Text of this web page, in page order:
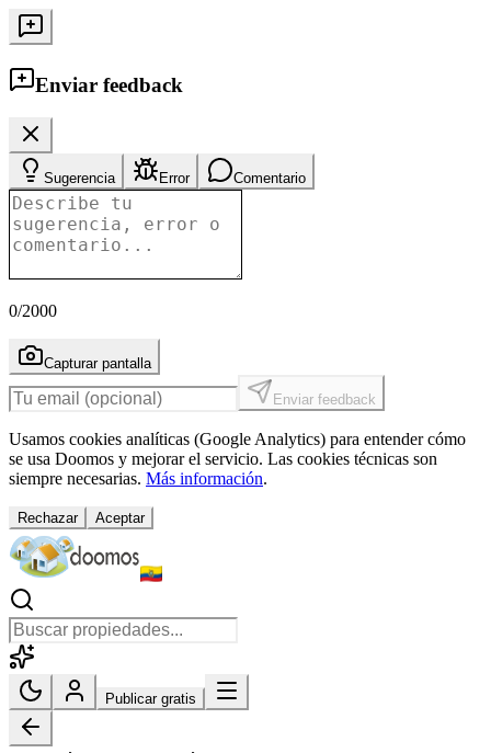
Enviar feedback
Sugerencia Error Comentario
0/2000
Capturar pantalla
Enviar feedback
Usamos cookies analíticas (Google Analytics) para entender cómo
se usa Doomos y mejorar el servicio. Las cookies técnicas son
siempre necesarias. Más información.
Rechazar Aceptar
Publicar gratis